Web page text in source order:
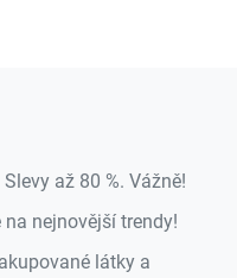
až 80 %. Vážně!
na nejnovější trendy!
látky a